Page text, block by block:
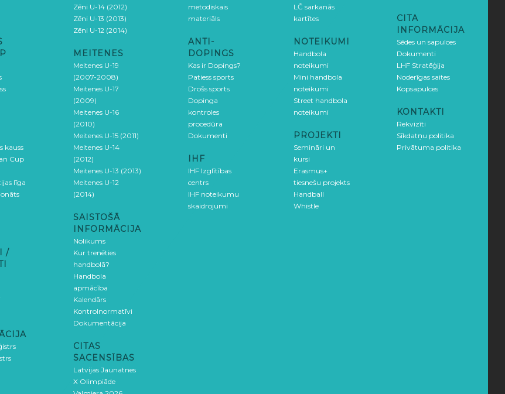
kauss
Cup
līga
/
Zēni U-14 (2012)
Zēni U-13 (2013)
Zēni U-12 (2014)
MEITENES
Meitenes U-19
(2007-2008)
Meitenes U-17
(2009)
Meitenes U-16
(2010)
Meitenes U-15 (2011)
Meitenes U-14
(2012)
Meitenes U-13 (2013)
Meitenes U-12
(2014)
SAISTOŠĀ
INFORMĀCIJA
Nolikums
Kur trenēties
handbolā?
Handbola
apmācība
Kalendārs
Kontrolnormatīvi
Dokumentācija
CITAS
SACENSĪBAS
Latvijas Jaunatnes
X Olimpiāde
metodiskais
materiāls
ANTI-
DOPINGS
Kas ir Dopings?
Patiess sports
Drošs sports
Dopinga
kontroles
procedūra
Dokumenti
IHF
IHF Izglītības
centrs
IHF noteikumu
skaidrojumi
LČ sarkanās
kartītes
NOTEIKUMI
Handbola
noteikumi
Mini handbola
noteikumi
Street handbola
noteikumi
PROJEKTI
Semināri un
kursi
Erasmus+
tiesnešu projekts
Handball
Whistle
CITA
INFORMĀCIJA
Sēdes un sapulces
Dokumenti
LHF Stratēģija
Noderīgas saites
Kopsapulces
KONTAKTI
Rekvizīti
Sīkdatņu politika
Privātuma politika